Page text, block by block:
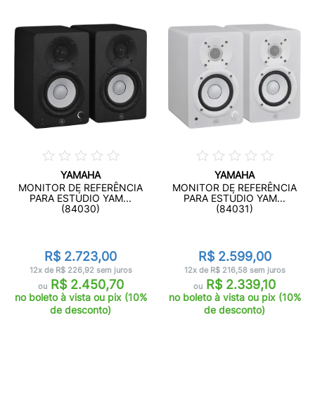
YAMAHA
MONITOR DE REFERÊNCIA
PARA ESTÚDIO YAM...
(84030)
R$ 2.723,00
12x de R$ 226,92 sem juros
ouR$ 2.450,70
no boleto à vista ou pix (10%
de desconto)
YAMAHA
MONITOR DE REFERÊNCIA
PARA ESTÚDIO YAM...
(84031)
R$ 2.599,00
12x de R$ 216,58 sem juros
ou R$ 2.339,10
no boleto à vista ou pix (10%
de desconto)